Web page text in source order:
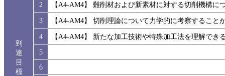
到
達
目
標
2
【A4-AM4】 難削材および新素材に対する切削機構に
3
【A4-AM4】 切削理論について力学的に考察すること
4
【A4-AM4】 新たな加工技術や特殊加工法を理解でき
5
6